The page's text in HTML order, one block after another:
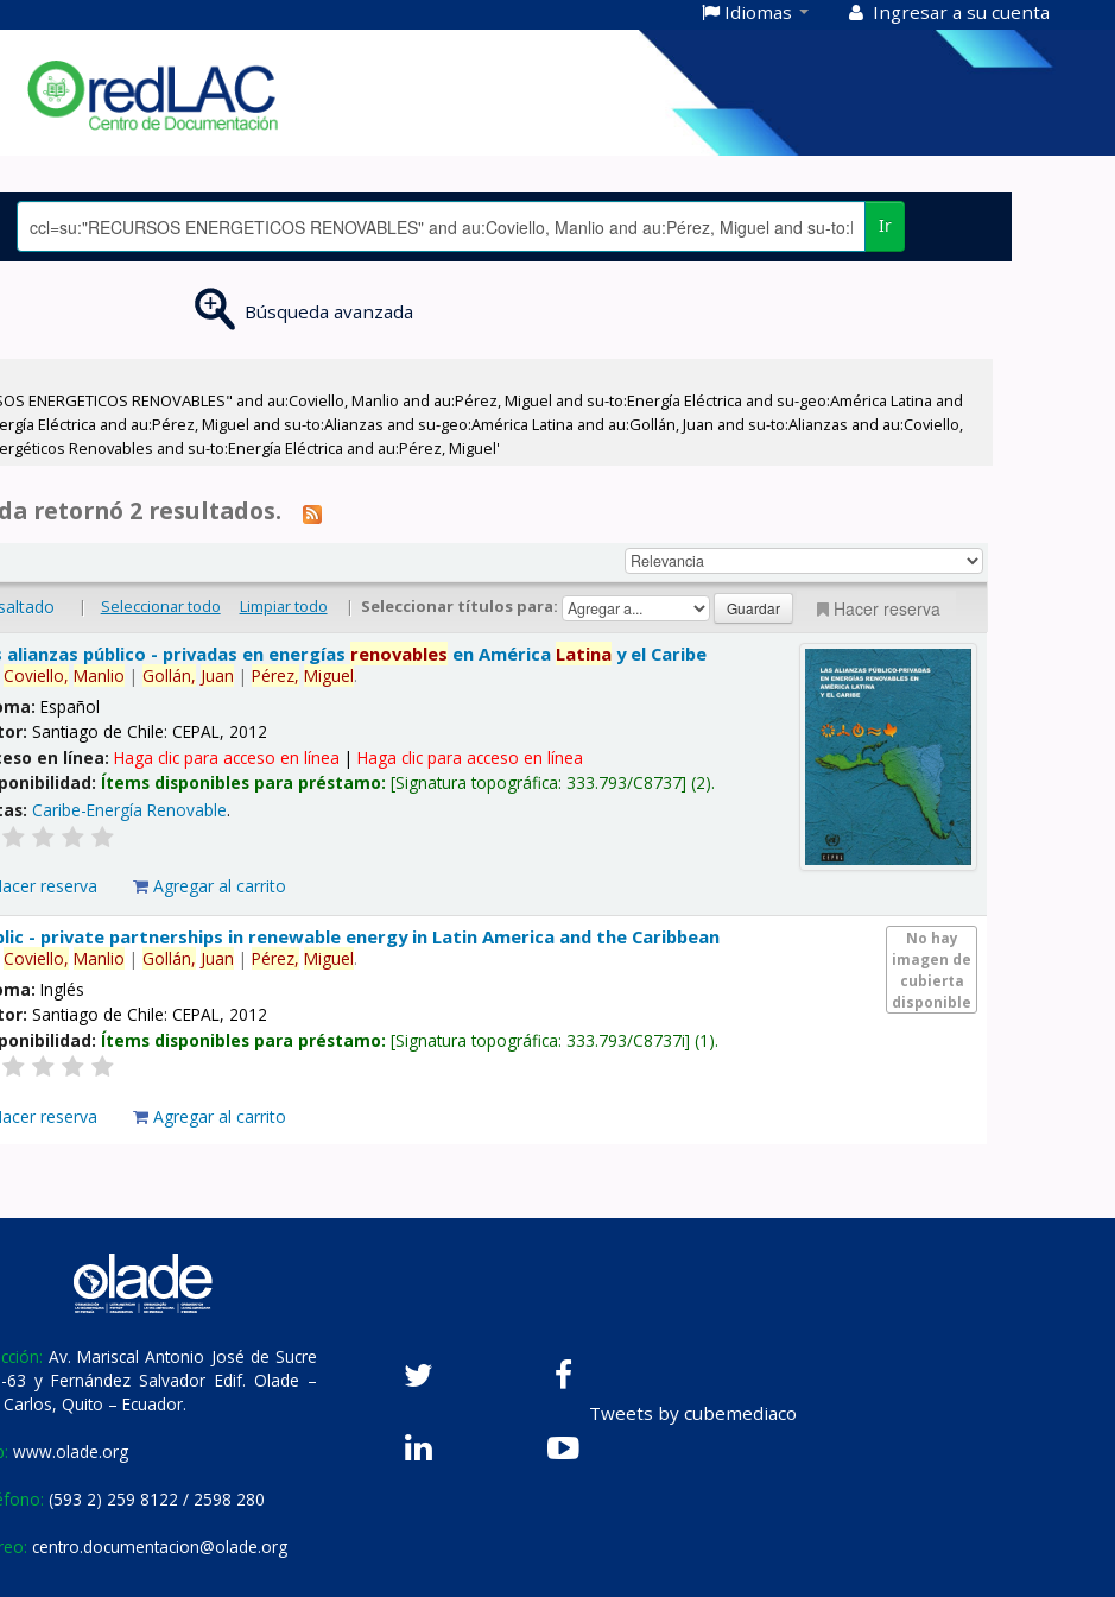
Idiomas Ingresar a su cuenta
Ir
Búsqueda avanzada
ENERGETICOS RENOVABLES" and au:Coviello, Manlio and au:Pérez, Miguel and su-to:Energía Eléctrica and su-geo:América Latina and
Eléctrica and au:Pérez, Miguel and su-to:Alianzas and su-geo:América Latina and au:Gollán, Juan and su-to:Alianzas and au:Coviello,
Renovables and su-to:Energía Eléctrica and au:Pérez, Miguel'
retornó 2 resultados.
| Seleccionar todo Limpiar todo | Seleccionar títulos para: Hacer reserva
alianzas público - privadas en energías renovables en América Latina y el Caribe
Coviello, Manlio |Gollán, Juan |Pérez, Miguel.
Español
Santiago de Chile: CEPAL, 2012
en línea:Haga clic para acceso en línea |Haga clic para acceso en línea
Ítems disponibles para préstamo: Signatura topográfica:333.793/C8737 (2).
Caribe-Energía Renovable.
reserva Agregar al carrito
No hay
imagen de
cubierta
disponible
- private partnerships in renewable energy in Latin America and the Caribbean
Coviello, Manlio |Gollán, Juan |Pérez, Miguel.
Inglés
Santiago de Chile: CEPAL, 2012
Ítems disponibles para préstamo: Signatura topográfica:333.793/C8737i (1).
reserva Agregar al carrito
Av. Mariscal Antonio José de Sucre
63 y Fernández Salvador Edif. Olade –
Carlos, Quito – Ecuador.
www.olade.org
(593 2) 259 8122 / 2598 280
centro.documentacion@olade.org
Tweets by cubemediaco